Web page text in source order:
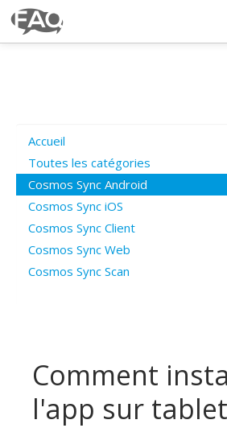
Poser une question
Questions ouvertes
Connexion
Accueil
Toutes les catégories
Cosmos Sync Android
Cosmos Sync iOS
Cosmos Sync Client
Cosmos Sync Web
Cosmos Sync Scan
Comment
l'app sur